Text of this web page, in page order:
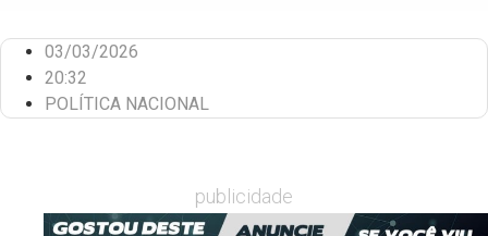
03/03/2026
20:32
POLÍTICA NACIONAL
publicidade